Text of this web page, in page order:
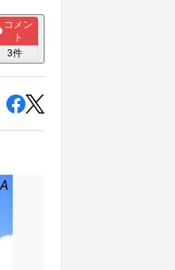
コメン
ト
3件